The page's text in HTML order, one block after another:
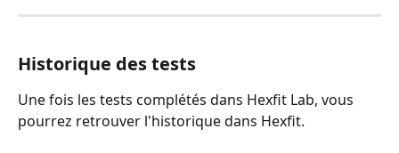
Historique des tests
Une fois les tests complétés dans Hexfit Lab, vous
pourrez retrouver l'historique dans Hexfit.